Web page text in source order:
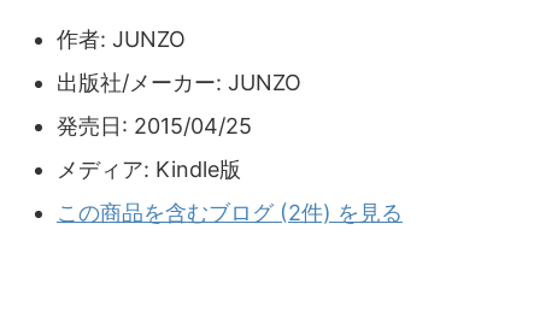
作者: JUNZO
出版社/メーカー: JUNZO
発売日: 2015/04/25
メディア: Kindle版
この商品を含むブログ (2件) を見る